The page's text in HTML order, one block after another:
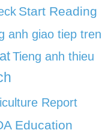
Start Reading
anh giao tiep tren
Tieng anh thieu
Report
Education